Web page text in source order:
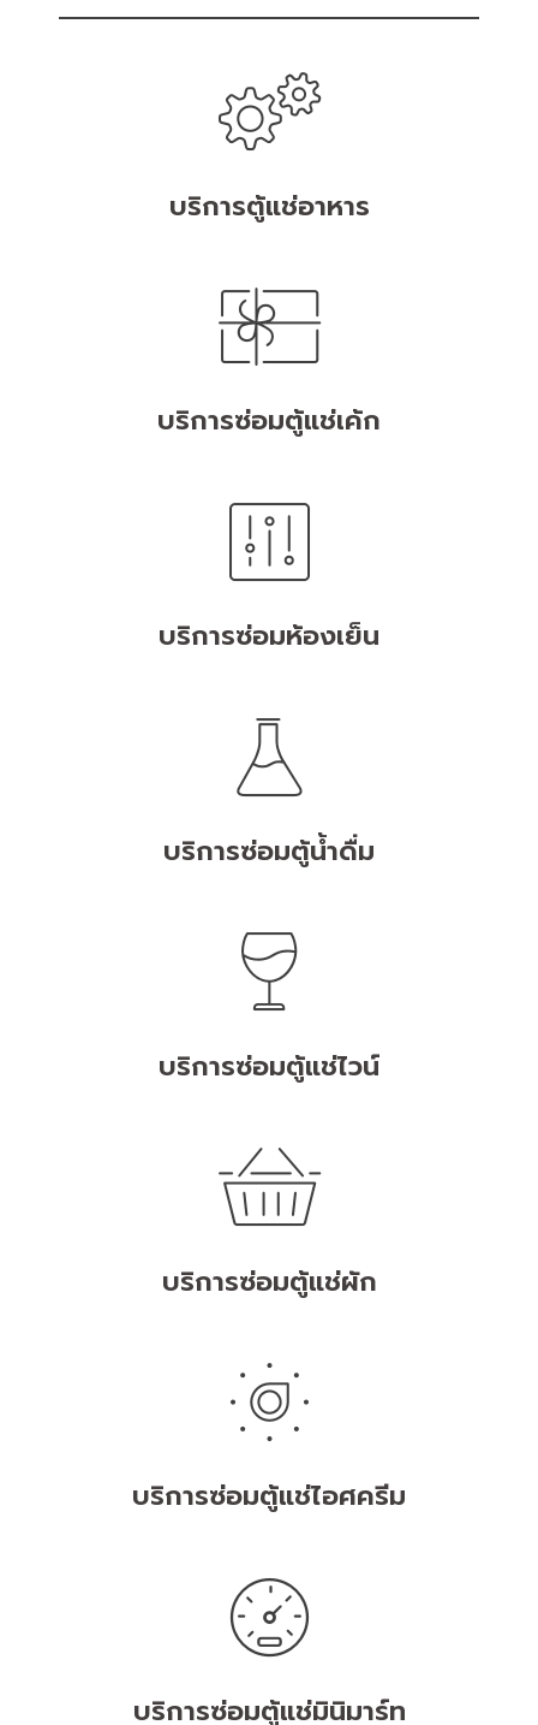
บริการตู้แช่อาหาร
บริการซ่อมตู้แช่เค้ก
บริการซ่อมห้องเย็น
บริการซ่อมตู้น้ำดื่ม
บริการซ่อมตู้แช่ไวน์
บริการซ่อมตู้แช่ผัก
บริการซ่อมตู้แช่ไอศครีม
บริการซ่อมตู้แช่มินิมาร์ท